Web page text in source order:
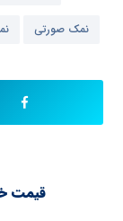
نمک صورتی
قیمت